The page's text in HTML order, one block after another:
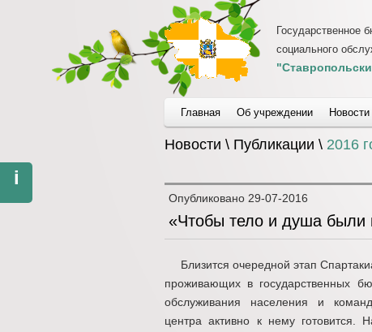
Государственное
социального
i
Главная Об учреждении Новости
Новости \ Публикации \ 2016
Опубликовано 29-07-2016
«Чтобы тело и душа
Близится очередной этап
проживающих в государственных
обслуживания населения и
центра активно к нему готовится.